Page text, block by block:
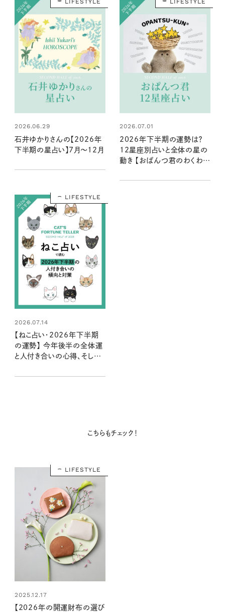
2026.06.29
石井ゆかりさんの【2026年
下半期の星占い】7月～12月
2026.07.01
2026年下半期の運勢は？
12星座別占いと全体の星の
動き 【おぱんつ君のわくわく
LIFESTYLE
2026.07.14
【ねこ占い・2026年下半期
の運勢】 今年後半の全体運
と人付き合いの心得、そして
こちらもチェック！
LIFESTYLE
2025.12.17
【2026年の開運財布の選び